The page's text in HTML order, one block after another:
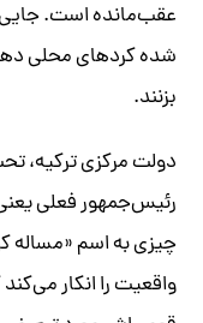
عقب‌مانده است.
شده کردهای محلی
بزنند.
دولت مرکزی ترکیه،
رئیس‌جمهور فعلی
چیزی به اسم «مساله
واقعیت را انکار